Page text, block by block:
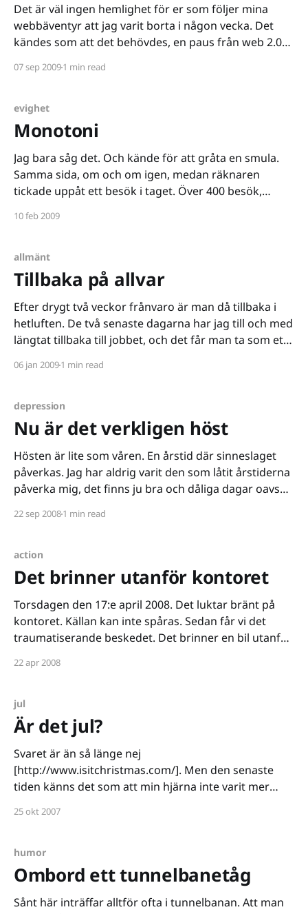
Det är väl ingen hemlighet för er som följer mina
webbäventyr att jag varit borta i någon vecka. Det
kändes som att det behövdes, en paus från web 2.0
givetvis. Sedan förra veckan har jag skiftat
07 sep 20091 min read
evighet
Monotoni
Jag bara såg det. Och kände för att gråta en smula.
Samma sida, om och om igen, medan räknaren
tickade uppåt ett besök i taget. Över 400 besök,
tänkt på det tidigare. Men jo, på jobbet besöker jag
10 feb 2009
allmänt
Tillbaka på allvar
Efter drygt två veckor frånvaro är man då tillbaka i
hetluften. De två senaste dagarna har jag till och med
längtat tillbaka till jobbet, och det får man ta som ett
alltid var tåget försenat, 25 minuter den här gången,
06 jan 20091 min read
depression
Nu är det verkligen höst
Hösten är lite som våren. En årstid där sinneslaget
påverkas. Jag har aldrig varit den som låtit årstiderna
påverka mig, det finns ju bra och dåliga dagar oavsett
åker berg- och dalbana med väderprognosen. Idag
22 sep 20081 min read
action
Det brinner utanför kontoret
Torsdagen den 17:e april 2008. Det luktar bränt på
kontoret. Källan kan inte spåras. Sedan får vi det
traumatiserande beskedet. Det brinner en bil utanför
ryggraden för att sedan omvälva mitt hjärta. Jag är
22 apr 2008
jul
Är det jul?
Svaret är än så länge nej
[http://www.isitchristmas.com/]. Men den senaste
tiden känns det som att min hjärna inte varit mer
sådan nivå. Jag tänker väldigt mycket på framtiden,
25 okt 2007
humor
Ombord ett tunnelbanetåg
Sånt här inträffar alltför ofta i tunnelbanan. Att man